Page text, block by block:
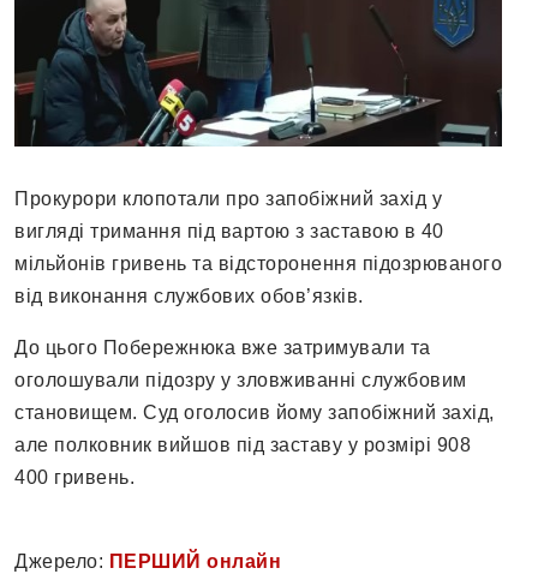
Прокурори клопотали про запобіжний захід у
вигляді тримання під вартою з заставою в 40
мільйонів гривень та відсторонення підозрюваного
від виконання службових обов’язків.
До цього Побережнюка вже затримували та
оголошували підозру у зловживанні службовим
становищем. Суд оголосив йому запобіжний захід,
але полковник вийшов під заставу у розмірі 908
400 гривень.
Джерело: ПЕРШИЙ онлайн